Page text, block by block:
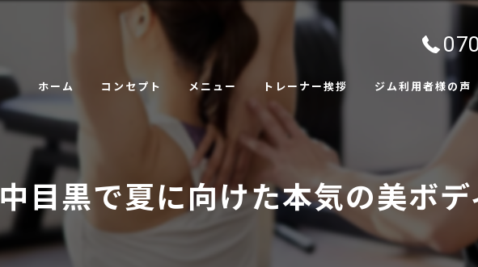
ホーム コンセプト メニュー トレーナー挨拶 ジム利用者様の声
中目黒で夏に向けた本気の美ボデ